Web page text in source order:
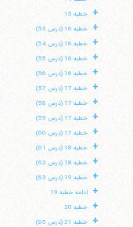
+ خطبه 15
+ خطبه 16 (درس 53)
+ خطبه 16 (درس 54)
+ خطبه 16 (درس 55)
+ خطبه 16 (درس 56)
+ خطبه 17 (درس 57)
+ خطبه 17 (درس 58)
+ خطبه 17 (درس 59)
+ خطبه 17 (درس 60)
+ خطبه 18 (درس 61)
+ خطبه 18 (درس 62)
+ خطبه 19 (درس 63)
+ ادامه خطبه 19
+ خطبه 20
+ خطبه 21 (درس 65)